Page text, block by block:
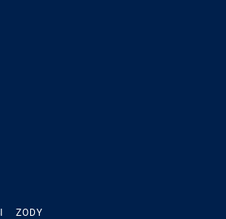
ZODY